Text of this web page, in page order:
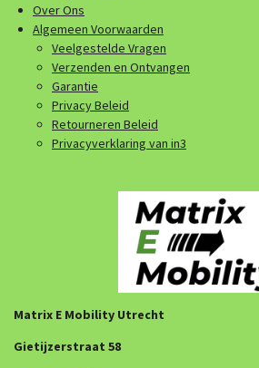
Over Ons
Algemeen Voorwaarden
Veelgestelde Vragen
Verzenden en Ontvangen
Garantie
Privacy Beleid
Retourneren Beleid
Privacyverklaring van in3
Matrix E Mobility Utrecht
Gietijzerstraat 58